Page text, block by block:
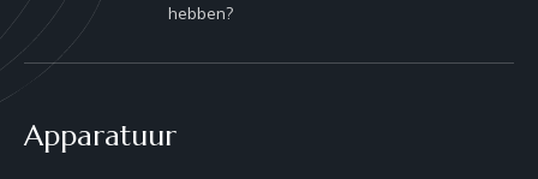
hebben?
Apparatuur